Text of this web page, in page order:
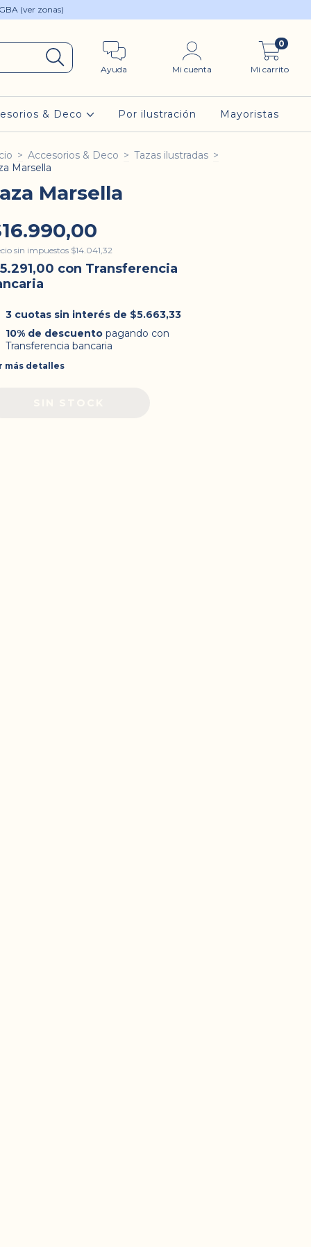
(ver zonas)
Ayuda Mi cuenta Mi carrito
0
& Deco Por ilustración Mayoristas
> Accesorios & Deco > Tazas ilustradas >
Marsella
Marsella
sin impuestos $14.041,32
con Transferencia
3 cuotas sin interés de $5.663,33
10% de descuentopagando con
Transferencia bancaria
más detalles